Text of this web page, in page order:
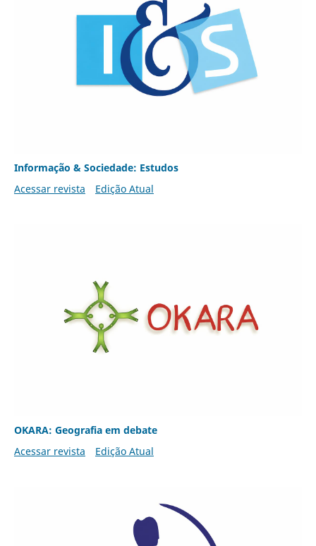
Informação & Sociedade: Estudos
Acessar revista
Edição Atual
OKARA: Geografia em debate
Acessar revista
Edição Atual